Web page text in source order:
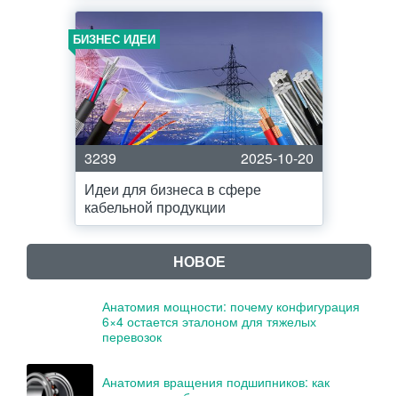
БИЗНЕС ИДЕИ
3239
2025-10-20
Идеи для бизнеса в сфере
кабельной продукции
НОВОЕ
Анатомия мощности: почему конфигурация
6×4 остается эталоном для тяжелых
перевозок
Анатомия вращения подшипников: как